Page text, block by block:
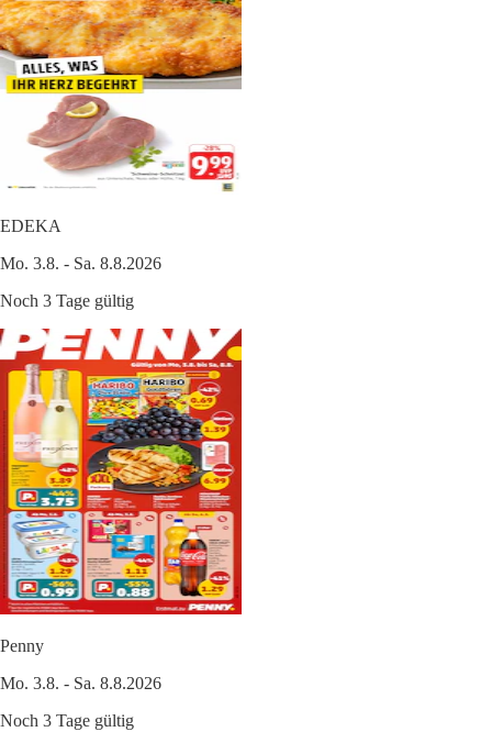
EDEKA
Mo. 3.8. - Sa. 8.8.2026
Noch 3 Tage gültig
Penny
Mo. 3.8. - Sa. 8.8.2026
Noch 3 Tage gültig